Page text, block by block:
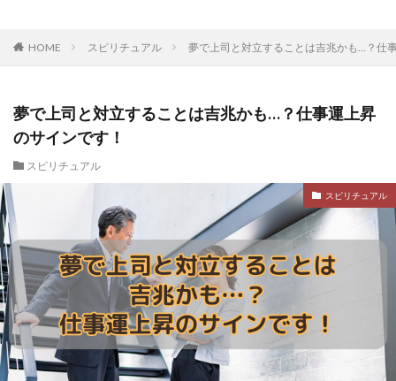
HOME スピリチュアル 夢で上司と対立することは吉兆かも…？仕
夢で上司と対立することは吉兆かも…？仕事運上昇
のサインです！
スピリチュアル
スピリチュアル